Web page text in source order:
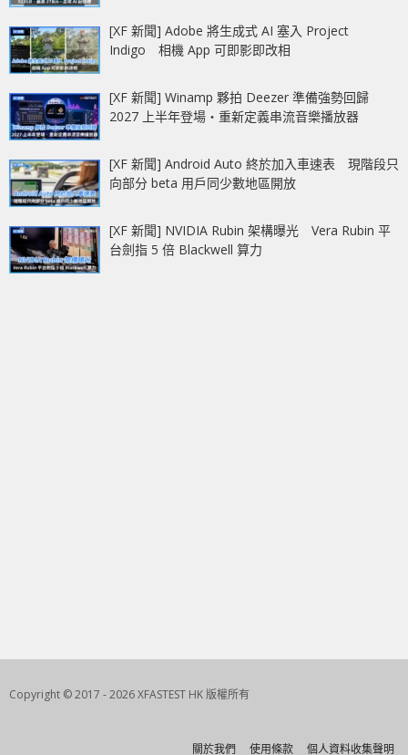
[XF 新聞] Adobe 將生成式 AI 塞入 Project
Indigo 相機 App 可即影即改相
[XF 新聞] Winamp 夥拍 Deezer 準備強勢回歸
2027 上半年登場‧重新定義串流音樂播放器
[XF 新聞] Android Auto 終於加入車速表 現階段只
向部分 beta 用戶同少數地區開放
[XF 新聞] NVIDIA Rubin 架構曝光 Vera Rubin 平
台劍指 5 倍 Blackwell 算力
Copyright © 2017 - 2026 XFASTEST HK 版權所有
關於我們 使用條款 個人資料收集聲明